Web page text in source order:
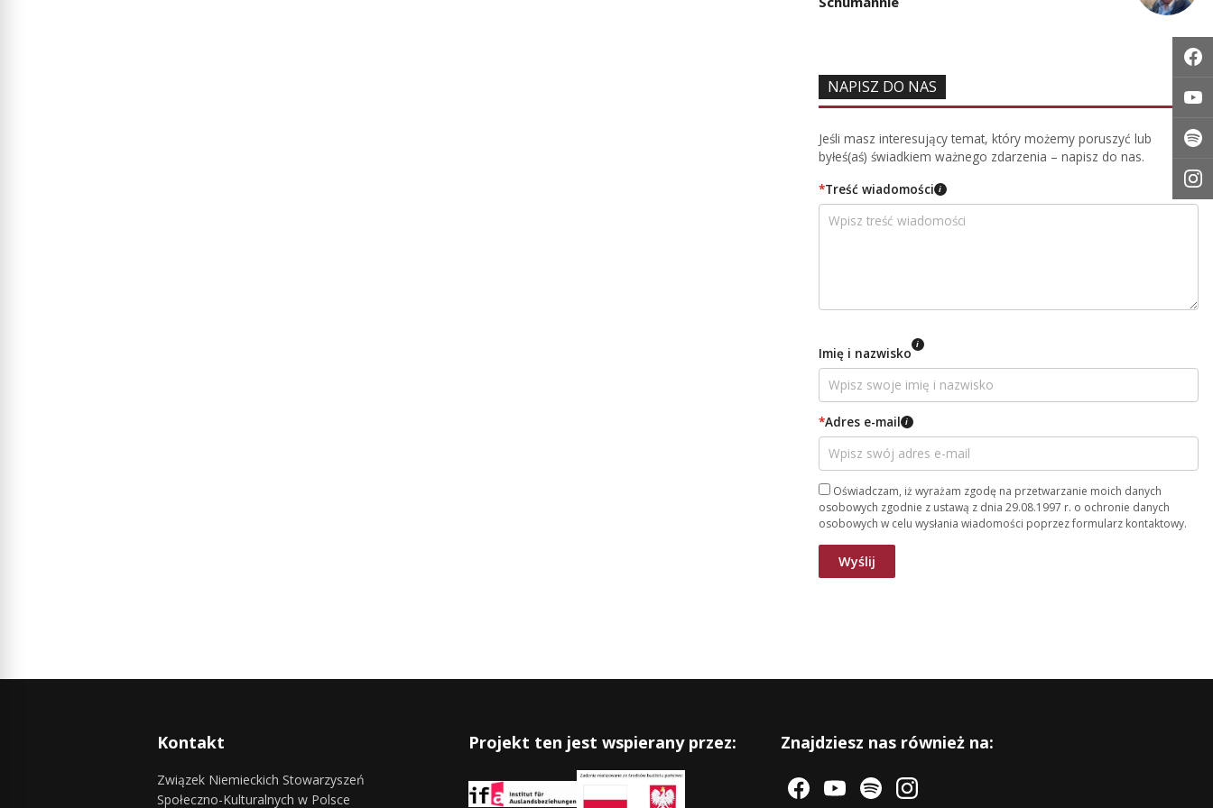
NAPISZ DO NAS
Jeśli masz interesujący temat, który możemy poruszyć lub
byłeś(aś) świadkiem ważnego zdarzenia – napisz do nas.
*Treść wiadomości i
Imię i nazwisko i
*Adres e-mail i
Oświadczam, iż wyrażam zgodę na przetwarzanie moich danych
osobowych zgodnie z ustawą z dnia 29.08.1997 r. o ochronie danych
osobowych w celu wysłania wiadomości poprzez formularz kontaktowy.
Kontakt
Związek Niemieckich Stowarzyszeń
Społeczno-Kulturalnych w Polsce
Projekt ten jest wspierany przez: Znajdziesz nas również na: